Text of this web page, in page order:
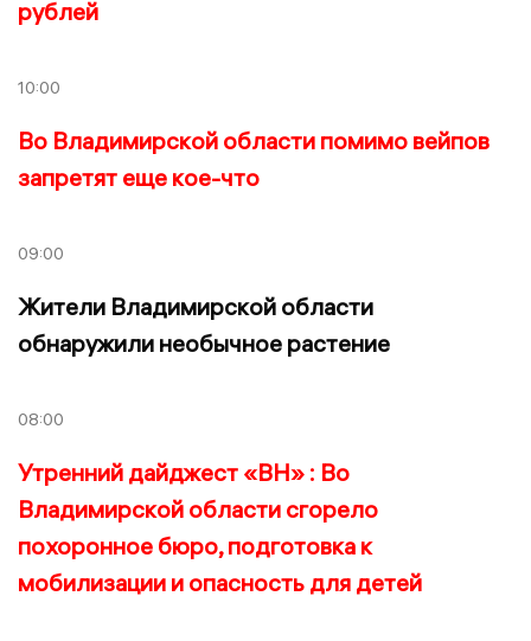
рублей
10:00
Во Владимирской области помимо вейпов
запретят еще кое-что
09:00
Жители Владимирской области
обнаружили необычное растение
08:00
Утренний дайджест «ВН» : Во
Владимирской области сгорело
похоронное бюро, подготовка к
мобилизации и опасность для детей